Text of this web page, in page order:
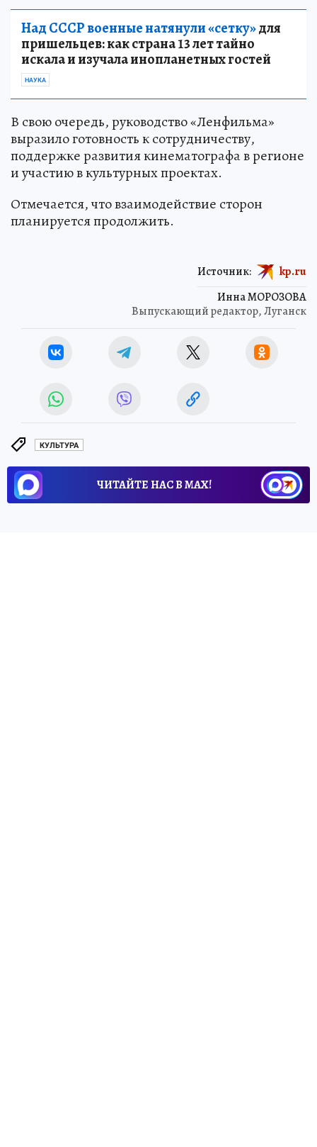
Над СССР военные натянули «сетку»для
пришельцев: как страна 13 лет тайно
искала и изучала инопланетных гостей
НАУКА
В свою очередь, руководство «Ленфильма»
выразило готовность к сотрудничеству,
поддержке развития кинематографа в регионе
и участию в культурных проектах.
Отмечается, что взаимодействие сторон
планируется продолжить.
Инна МОРОЗОВА
Выпускающий редактор, Луганск
Источник: kp.ru
КУЛЬТУРА
ЧИТАЙТЕ НАС В МАХ!